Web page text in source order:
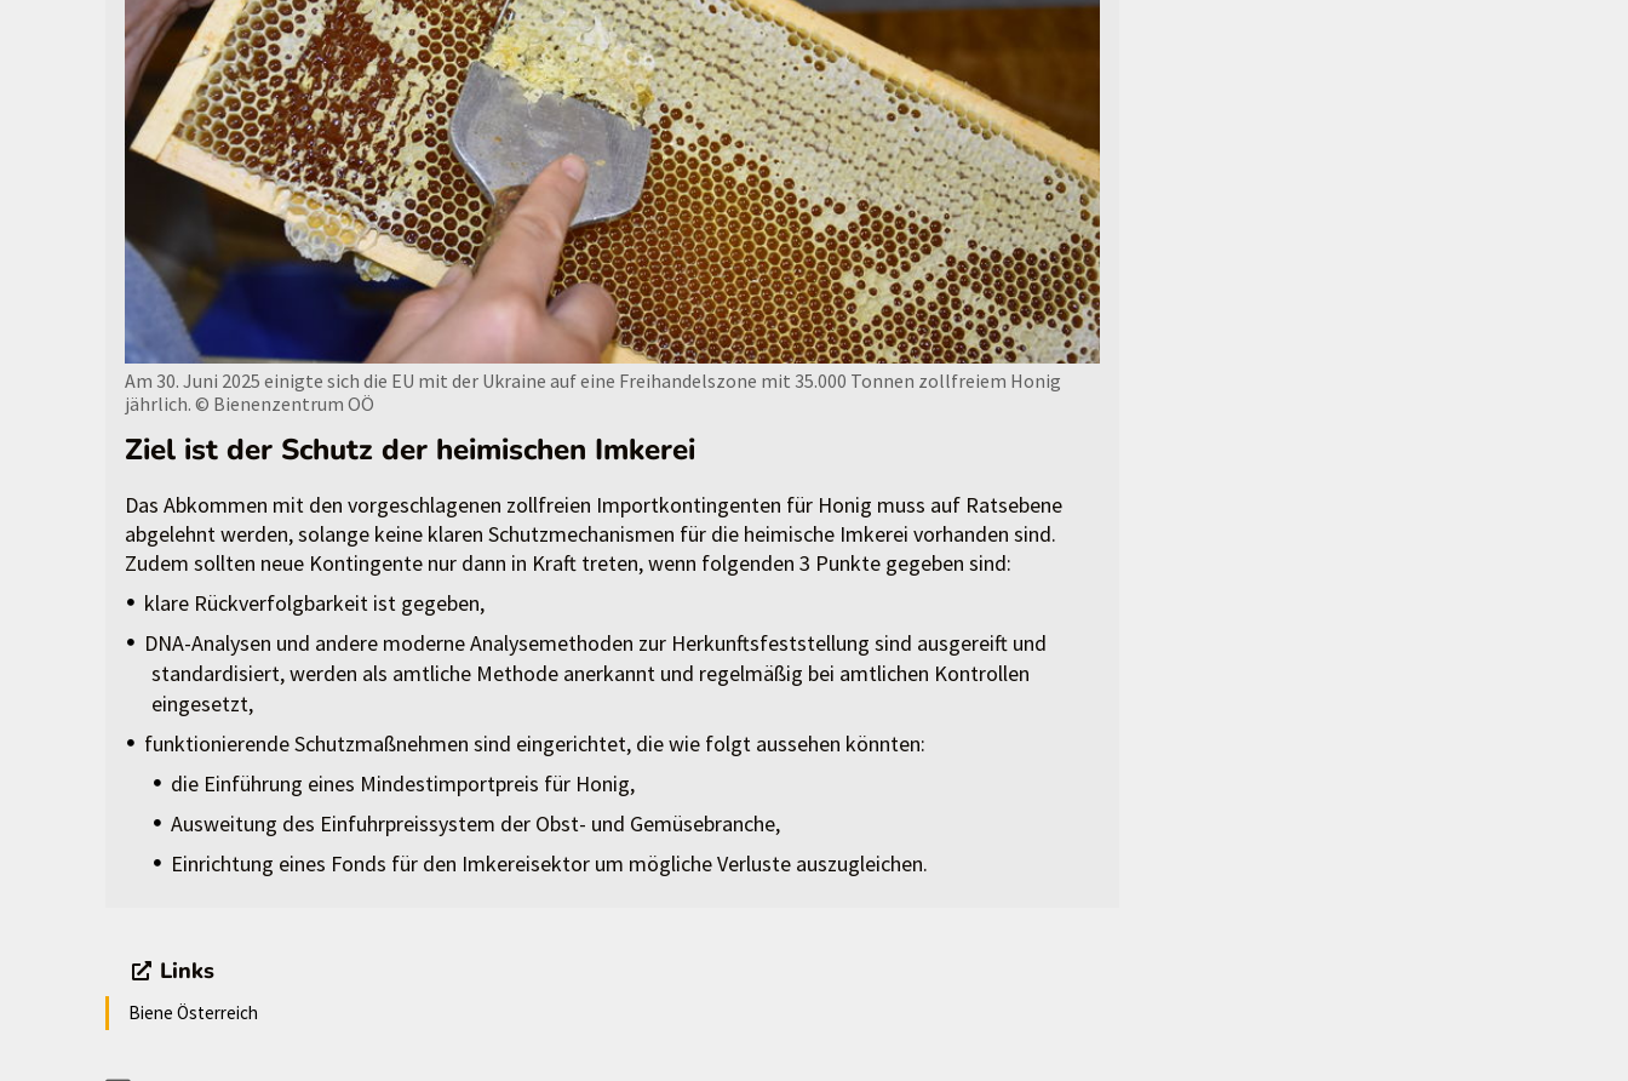
Am 30. Juni 2025 einigte sich die EU mit der Ukraine auf eine Freihandelszone mit 35.000 Tonnen zollfreiem Honig
jährlich. © Bienenzentrum OÖ
Ziel ist der Schutz der heimischen Imkerei
Das Abkommen mit den vorgeschlagenen zollfreien Importkontingenten für Honig muss auf Ratsebene
abgelehnt werden, solange keine klaren Schutzmechanismen für die heimische Imkerei vorhanden sind.
Zudem sollten neue Kontingente nur dann in Kraft treten, wenn folgenden 3 Punkte gegeben sind:
klare Rückverfolgbarkeit ist gegeben,
DNA-Analysen und andere moderne Analysemethoden zur Herkunftsfeststellung sind ausgereift und
standardisiert, werden als amtliche Methode anerkannt und regelmäßig bei amtlichen Kontrollen
eingesetzt,
funktionierende Schutzmaßnehmen sind eingerichtet, die wie folgt aussehen könnten:
die Einführung eines Mindestimportpreis für Honig,
Ausweitung des Einfuhrpreissystem der Obst- und Gemüsebranche,
Einrichtung eines Fonds für den Imkereisektor um mögliche Verluste auszugleichen.
Links
Biene Österreich